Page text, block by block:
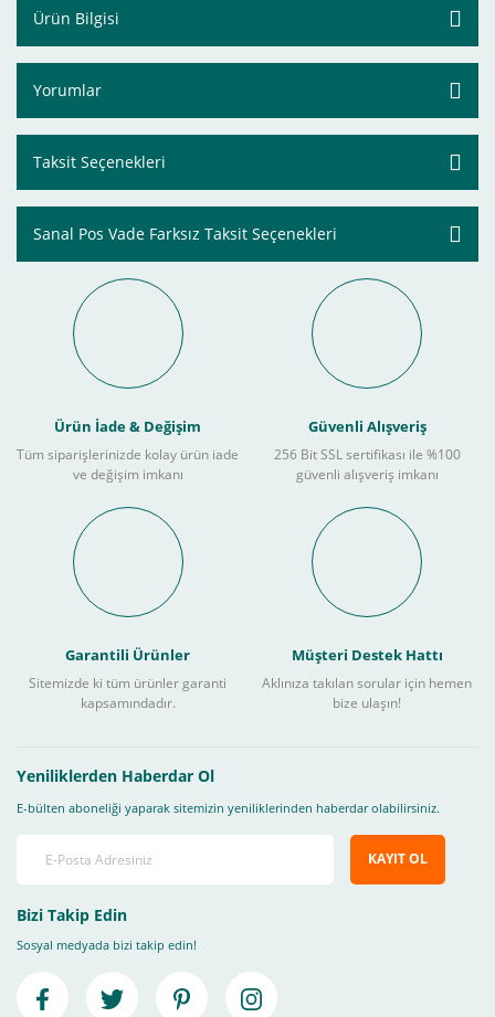
Ürün Bilgisi
Yorumlar
Taksit Seçenekleri
Sanal Pos Vade Farksız Taksit Seçenekleri
Ürün İade & Değişim
Tüm siparişlerinizde kolay ürün iade
ve değişim imkanı
Güvenli Alışveriş
256 Bit SSL sertifikası ile %100
güvenli alışveriş imkanı
Garantili Ürünler
Sitemizde ki tüm ürünler garanti
kapsamındadır.
Müşteri Destek Hattı
Aklınıza takılan sorular için hemen
bize ulaşın!
Yeniliklerden Haberdar Ol
E-bülten aboneliği yaparak sitemizin yeniliklerinden haberdar olabilirsiniz.
KAYIT OL
Bizi Takip Edin
Sosyal medyada bizi takip edin!